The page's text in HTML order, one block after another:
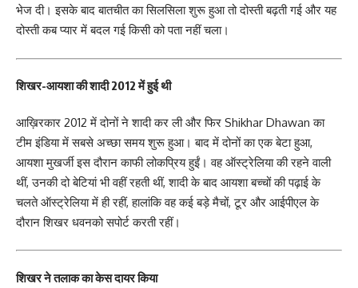
भेज दी। इसके बाद बातचीत का सिलसिला शुरू हुआ तो दोस्ती बढ़ती गई और यह
दोस्ती कब प्यार में बदल गई किसी को पता नहीं चला।
शिखर-आयशा की शादी 2012 में हुई थी
आख़िरकार 2012 में दोनों ने शादी कर ली और फिर Shikhar Dhawan का
टीम इंडिया में सबसे अच्छा समय शुरू हुआ। बाद में दोनों का एक बेटा हुआ,
आयशा मुखर्जी इस दौरान काफी लोकप्रिय हुईं। वह ऑस्ट्रेलिया की रहने वाली
थीं, उनकी दो बेटियां भी वहीं रहती थीं, शादी के बाद आयशा बच्चों की पढ़ाई के
चलते ऑस्ट्रेलिया में ही रहीं, हालांकि वह कई बड़े मैचों, टूर और आईपीएल के
दौरान शिखर धवनको सपोर्ट करती रहीं।
शिखर ने तलाक का केस दायर किया